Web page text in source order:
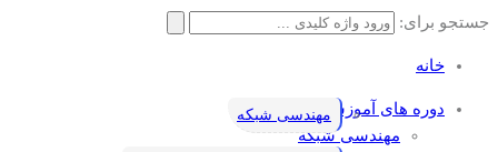
جستجو برای:
خانه
دوره های آموزشی
مهندسی شبکه
مهندسی شبکه